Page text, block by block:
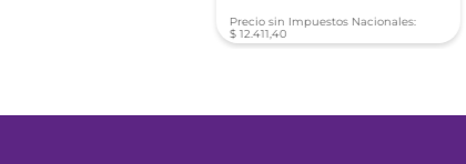
Precio sin Impuestos Nacionales:
$ 12.411,40